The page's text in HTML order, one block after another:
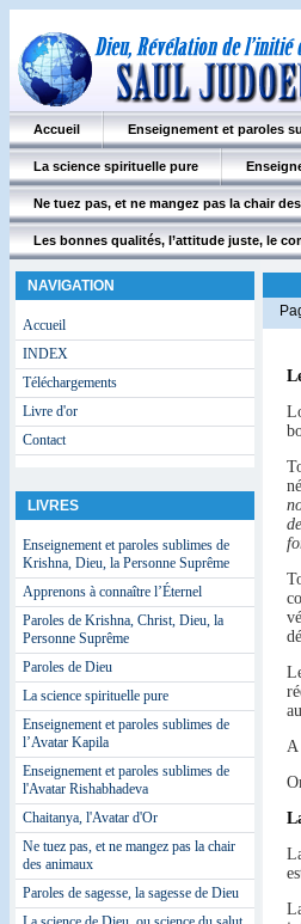
A
Accueil Enseignement et paroles
La science spirituelle pure
Ne tuez pas, et ne mangez pas la chair
Les bonnes qualités, l’attitude juste, le
NAVIGATION
Accueil
INDEX
Téléchargements
Livre d'or
Contact
LIVRES
Enseignement et paroles sublimes de
Krishna, Dieu, la Personne Suprême
Apprenons à connaître l’Éternel
Paroles de Krishna, Christ, Dieu, la
Personne Suprême
Paroles de Dieu
La science spirituelle pure
Enseignement et paroles sublimes de
l’Avatar Kapila
Enseignement et paroles sublimes de
l'Avatar Rishabhadeva
Chaitanya, l'Avatar d'Or
Ne tuez pas, et ne mangez pas la chair
des animaux
Paroles de sagesse, la sagesse de Dieu